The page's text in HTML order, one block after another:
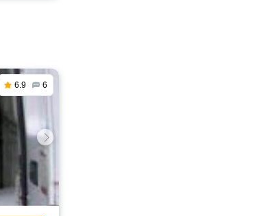
6.9 6